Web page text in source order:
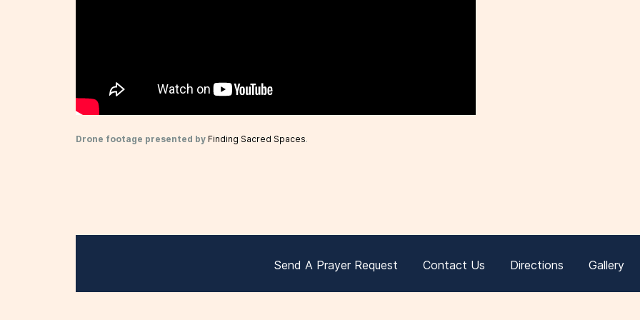
Drone footage presented by Finding Sacred Spaces.
Send A Prayer Request Contact Us Directions Gallery